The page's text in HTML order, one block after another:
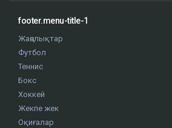
footer.menu-title-1
Жаңалықтар
Футбол
Теннис
Бокс
Хоккей
Жекпе жек
Оқиғалар